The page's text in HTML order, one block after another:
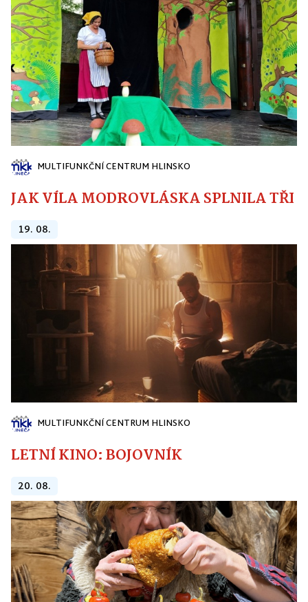
MULTIFUNKČNÍ CENTRUM HLINSKO
JAK VÍLA MODROVLÁSKA SPLNILA
19. 08.
MULTIFUNKČNÍ CENTRUM HLINSKO
LETNÍ KINO: BOJOVNÍK
20. 08.